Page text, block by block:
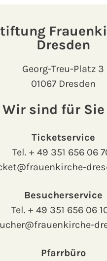
Dresden
Georg-Treu-Platz 3
01067 Dresden
Wir sind für Sie
Ticketservice
Tel. + 49 351 656 06
Besucherservice
Tel. + 49 351 656 06
Pfarrbüro